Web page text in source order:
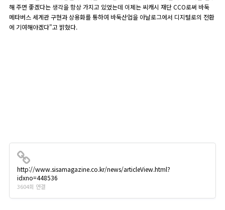
해 주면 좋겠다는 생각을 항상 가지고 있었는데 이제는 씨캐시 재단 CCO로써 바둑
메타버스 세계관 구현과 상용화를 통하여 바둑산업을 아날로그에서 디지털로의 전환
에 기여해야겠다"고 밝혔다.
http://www.sisamagazine.co.kr/news/articleView.html?
idxno=448536
3604회 연결